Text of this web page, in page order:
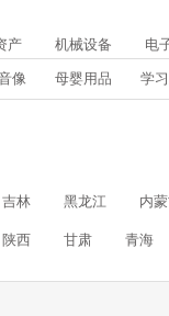
产 机械设备 电
像 母婴用品 学
吉林 黑龙江 内
陕西 甘肃 青海